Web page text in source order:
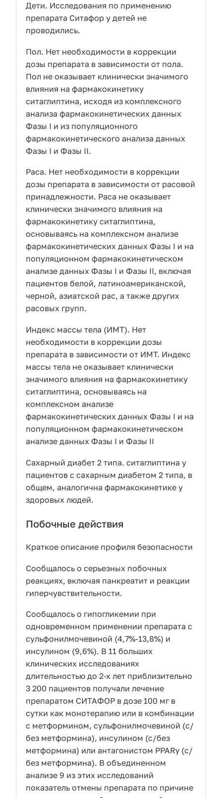
Дети. Исследования по применению
препарата Ситафор у детей не
проводились.
Пол. Нет необходимости в коррекции
дозы препарата в зависимости от пола.
Пол не оказывает клинически значимого
влияния на фармакокинетику
ситаглиптина, исходя из комплексного
анализа фармакокинетических данных
Фазы I и из популяционного
фармакокинетического анализа данных
Фазы I и Фазы II.
Раса. Нет необходимости в коррекции
дозы препарата в зависимости от расовой
принадлежности. Раса не оказывает
клинически значимого влияния на
фармакокинетику ситаглиптина,
основываясь на комплексном анализе
фармакокинетических данных Фазы I и на
популяционном фармакокинетическом
анализе данных Фазы I и Фазы II, включая
пациентов белой, латиноамериканской,
черной, азиатской рас, а также других
расовых групп.
Индекс массы тела (ИМТ). Нет
необходимости в коррекции дозы
препарата в зависимости от ИМТ. Индекс
массы тела не оказывает клинически
значимого влияния на фармакокинетику
ситаглиптина, основываясь на
комплексном анализе
фармакокинетических данных Фазы I и на
популяционном фармакокинетическом
анализе данных Фазы I и Фазы II
Сахарный диабет 2 типа. ситаглиптина у
пациентов с сахарным диабетом 2 типа, в
общем, аналогична фармакокинетике у
здоровых людей.
Побочные действия
Краткое описание профиля безопасности
Сообщалось о серьезных побочных
реакциях, включая панкреатит и реакции
гиперчувствительности.
Сообщалось о гипогликемии при
одновременном применении препарата с
сульфонилмочевиной (4,7%-13,8%) и
инсулином (9,6%). В 11 больших
клинических исследованиях
длительностью до 2-х лет приблизительно
3 200 пациентов получали лечение
препаратом СИТАФОР в дозе 100 мг в
сутки как монотерапию или в комбинации
с метформином, сульфонилмочевиной (с/
без метформина), инсулином (с/без
метформина) или антагонистом PPARγ (с/
без метформина). В объединенном
анализе 9 из этих исследований
показатель отмены препарата по причине